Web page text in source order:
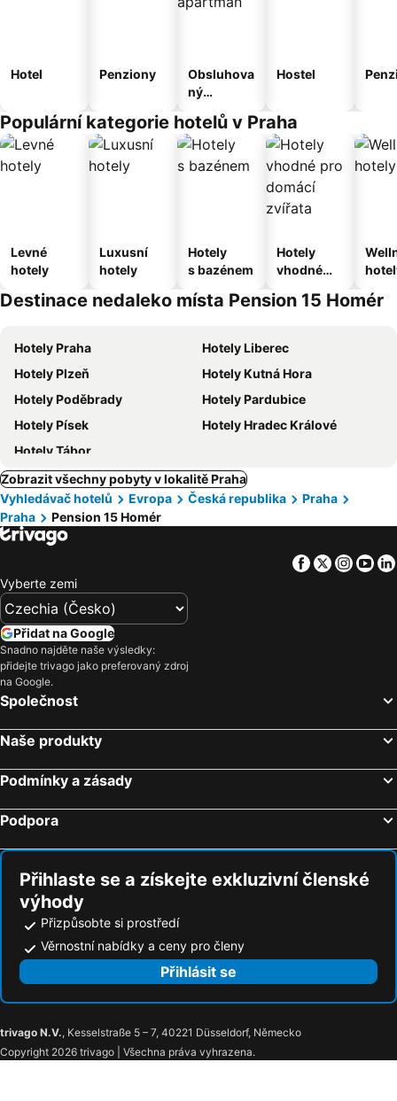
Hotel Penziony
Obsluhova
ný
Hostel
Populární kategorie hotelů v Praha
Levné
hotely
Luxusní
hotely
Hotely
s bazénem
Hotely
vhodné
domácí
Destinace nedaleko místa Pension 15 Homér
Hotely Praha
Hotely Liberec
Hotely Plzeň
Hotely Kutná Hora
Hotely Poděbrady
Hotely Pardubice
Hotely Písek
Hotely Hradec Králové
Hotely Tábor
Zobrazit všechny pobyty v lokalitě Praha
Vyhledávač hotelů
Evropa Česká republika
Praha
Praha
Pension 15 Homér
Facebook
Twitter
Vyberte zemi
Přidat na Google
Snadno najděte naše výsledky:
přidejte trivago jako preferovaný zdroj
na Google.
Společnost
Naše produkty
Podmínky a zásady
Podpora
Přihlaste se a získejte exkluzivní členské
výhody
Přizpůsobte si prostředí
Věrnostní nabídky a ceny pro členy
Přihlásit se
trivago N.V., Kesselstraße 5 – 7, 40221 Düsseldorf, Německo
Copyright 2026 trivago | Všechna práva vyhrazena.